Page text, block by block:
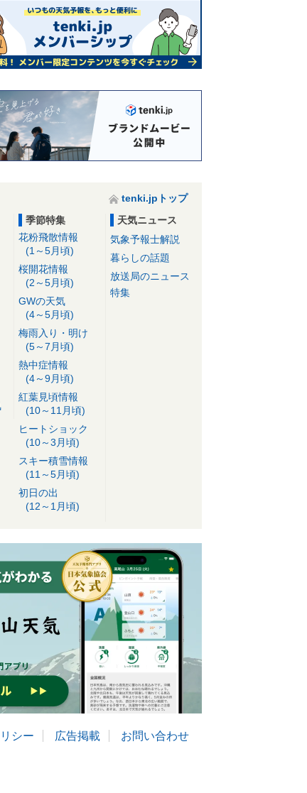
tenki.jpトップ
季節特集
花粉飛散情報
(1～5月頃)
桜開花情報
(2～5月頃)
GWの天気
(4～5月頃)
梅雨入り・明け
(5～7月頃)
熱中症情報
(4～9月頃)
紅葉見頃情報
(10～11月頃)
ヒートショック
(10～3月頃)
スキー積雪情報
(11～5月頃)
初日の出
(12～1月頃)
天気ニュース
気象予報士解説
暮らしの話題
放送局のニュース
特集
シー 広告掲載 お問い合わせ